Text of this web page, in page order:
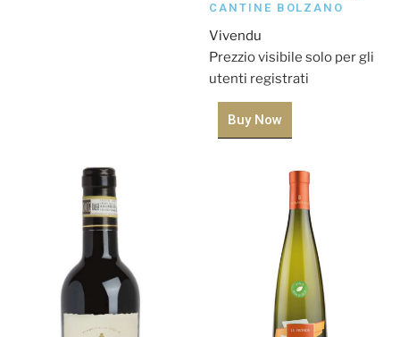
CANTINE BOLZANO
Vivendu
Prezzio visibile solo per gli
utenti registrati
Buy Now